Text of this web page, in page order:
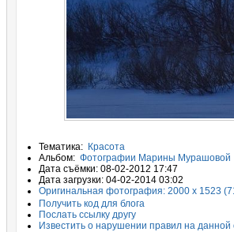
Тематика: Красота
Альбом: Фотографии Марины Мурашовой
Дата съёмки: 08-02-2012 17:47
Дата загрузки: 04-02-2014 03:02
Оригинальная фотография: 2000 x 1523
Получить код для блога
Послать ссылку другу
Известить о нарушении правил на данной